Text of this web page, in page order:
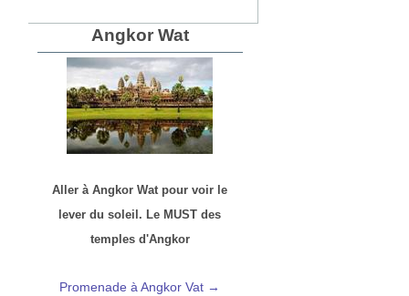
Angkor Wat
Aller à Angkor Wat pour voir le
lever du soleil. Le MUST des
temples d'Angkor
Promenade à Angkor Vat →